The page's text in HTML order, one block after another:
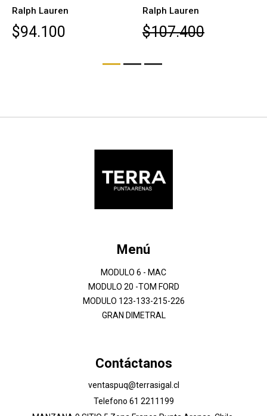
Ralph Lauren
$94.100
Ralph Lauren
$107.400
Menú
MODULO 6 - MAC
MODULO 20 -TOM FORD
MODULO 123-133-215-226
GRAN DIMETRAL
Contáctanos
ventaspuq@terrasigal.cl
Telefono 61 2211199